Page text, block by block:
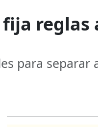
reglas
para separar